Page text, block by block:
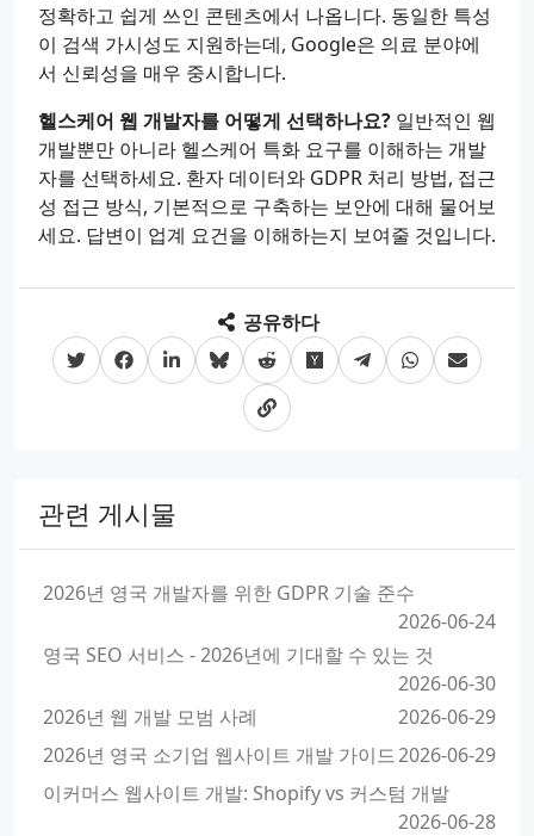
정확하고 쉽게 쓰인 콘텐츠에서 나옵니다. 동일한 특성
이 검색 가시성도 지원하는데, Google은 의료 분야에
서 신뢰성을 매우 중시합니다.
헬스케어 웹 개발자를 어떻게 선택하나요? 일반적인 웹
개발뿐만 아니라 헬스케어 특화 요구를 이해하는 개발
자를 선택하세요. 환자 데이터와 GDPR 처리 방법, 접근
성 접근 방식, 기본적으로 구축하는 보안에 대해 물어보
세요. 답변이 업계 요건을 이해하는지 보여줄 것입니다.
공유하다
관련 게시물
2026년 영국 개발자를 위한 GDPR 기술 준수
2026-06-24
영국 SEO 서비스 - 2026년에 기대할 수 있는 것
2026-06-30
2026년 웹 개발 모범 사례
2026-06-29
2026년 영국 소기업 웹사이트 개발 가이드2026-06-29
이커머스 웹사이트 개발: Shopify vs 커스텀 개발
2026-06-28